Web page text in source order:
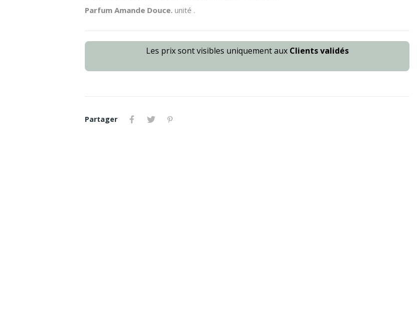
Parfum Amande Douce. unité .
Les prix sont visibles uniquement aux Clients validés
Partager